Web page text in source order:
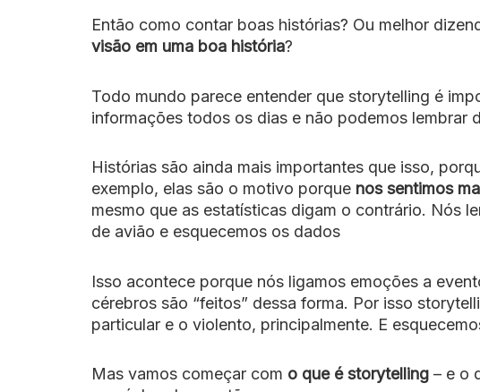
Então como contar boas histórias? Ou melhor
visão em uma boa história?
Todo mundo parece entender que storytelling é
informações todos os dias e não podemos lembrar
Histórias são ainda mais importantes que isso,
exemplo, elas são o motivo porque nos sentimos
mesmo que as estatísticas digam o contrário. Nós
de avião e esquecemos os dados
Isso acontece porque nós ligamos emoções a
cérebros são “feitos” dessa forma. Por isso
particular e o violento, principalmente. E
Mas vamos começar com o que é storytelling – e o